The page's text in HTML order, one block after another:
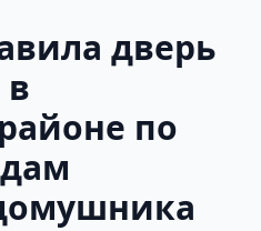
дверь
по